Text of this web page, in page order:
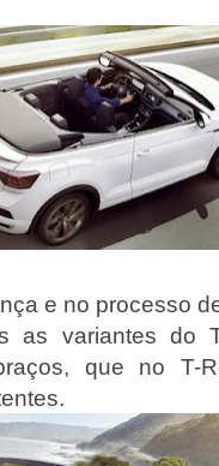
e no processo
as variantes do
que no T-